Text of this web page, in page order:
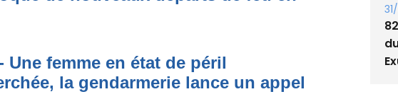
Une femme en état de péril
la gendarmerie lance un appel